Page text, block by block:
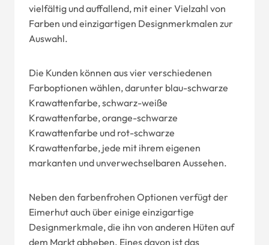
vielfältig und auffallend, mit einer Vielzahl von
Farben und einzigartigen Designmerkmalen zur
Auswahl.
Die Kunden können aus vier verschiedenen
Farboptionen wählen, darunter blau-schwarze
Krawattenfarbe, schwarz-weiße
Krawattenfarbe, orange-schwarze
Krawattenfarbe und rot-schwarze
Krawattenfarbe, jede mit ihrem eigenen
markanten und unverwechselbaren Aussehen.
Neben den farbenfrohen Optionen verfügt der
Eimerhut auch über einige einzigartige
Designmerkmale, die ihn von anderen Hüten auf
dem Markt abheben. Eines davon ist das